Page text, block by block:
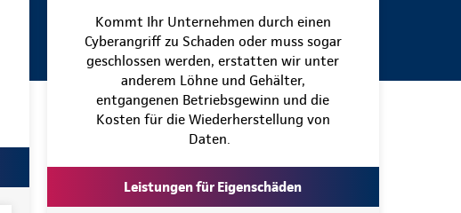
Kommt Ihr Unternehmen durch einen
Cyberangriff zu Schaden oder muss sogar
geschlossen werden, erstatten wir unter
anderem Löhne und Gehälter,
entgangenen Betriebsgewinn und die
Kosten für die Wiederherstellung von
Daten.
Leistungen für Eigenschäden